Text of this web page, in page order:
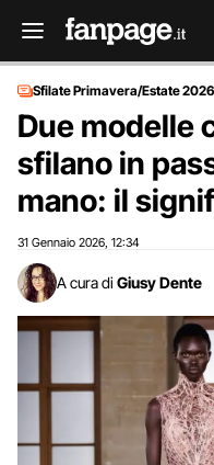
Sfilate Primavera/Estate 2026
Due modelle
sfilano in
mano: il
31 Gennaio 2026 12:34
A cura di Giusy Dente